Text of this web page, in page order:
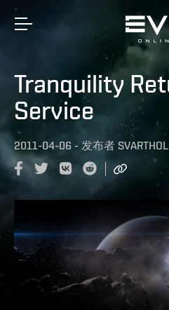
Tranquility
Service
2011-04-06 - 发布者 SVARTHOL